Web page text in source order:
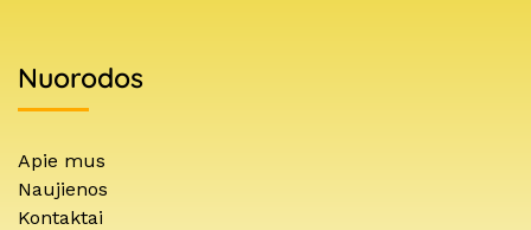
Nuorodos
Apie mus
Naujienos
Kontaktai